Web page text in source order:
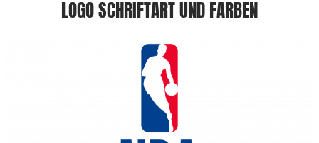
LOGO SCHRIFTART UND FARBEN